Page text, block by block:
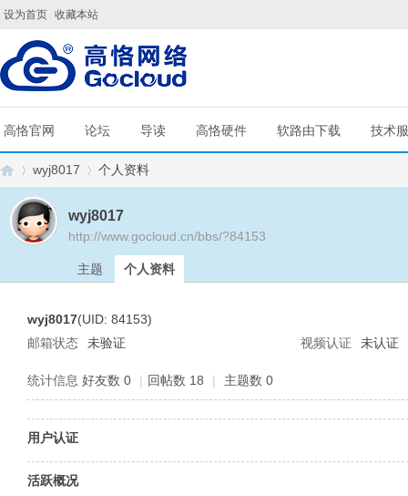
设为首页 收藏本站
高恪官网 论坛 导读 高恪硬件 软路由下载 技术
wyj8017
›
个人资料
wyj8017
http://www.gocloud.cn/bbs/?84153
主题 个人资料
wyj8017(UID: 84153)
邮箱状态
未验证 视频认证 未认证
统计信息 好友数 0 | 回帖数 18 | 主题数 0
用户认证
活跃概况